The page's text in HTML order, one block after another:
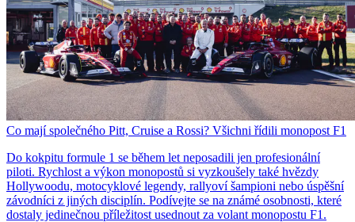
Co mají společného Pitt, Cruise a Rossi? Všichni řídili monopost F1
Do kokpitu formule 1 se během let neposadili jen profesionální
piloti. Rychlost a výkon monopostů si vyzkoušely také hvězdy
Hollywoodu, motocyklové legendy, rallyoví šampioni nebo úspěšní
závodníci z jiných disciplín. Podívejte se na známé osobnosti, které
dostaly jedinečnou příležitost usednout za volant monopostu F1.